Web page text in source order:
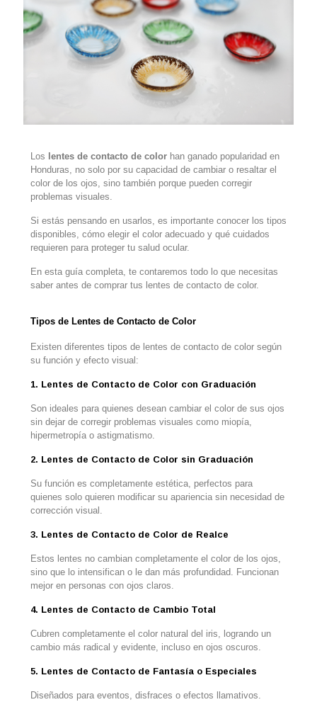
Los lentes de contacto de color han ganado popularidad en
Honduras, no solo por su capacidad de cambiar o resaltar el
color de los ojos, sino también porque pueden corregir
problemas visuales.
Si estás pensando en usarlos, es importante conocer los tipos
disponibles, cómo elegir el color adecuado y qué cuidados
requieren para proteger tu salud ocular.
En esta guía completa, te contaremos todo lo que necesitas
saber antes de comprar tus lentes de contacto de color.
Tipos de Lentes de Contacto de Color
Existen diferentes tipos de lentes de contacto de color según
su función y efecto visual:
1. Lentes de Contacto de Color con Graduación
Son ideales para quienes desean cambiar el color de sus ojos
sin dejar de corregir problemas visuales como miopía,
hipermetropía o astigmatismo.
2. Lentes de Contacto de Color sin Graduación
Su función es completamente estética, perfectos para
quienes solo quieren modificar su apariencia sin necesidad de
corrección visual.
3. Lentes de Contacto de Color de Realce
Estos lentes no cambian completamente el color de los ojos,
sino que lo intensifican o le dan más profundidad. Funcionan
mejor en personas con ojos claros.
4. Lentes de Contacto de Cambio Total
Cubren completamente el color natural del iris, logrando un
cambio más radical y evidente, incluso en ojos oscuros.
5. Lentes de Contacto de Fantasía o Especiales
Diseñados para eventos, disfraces o efectos llamativos.